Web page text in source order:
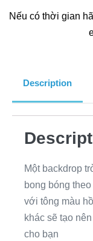
Nếu có thời gian
Description
Một backdrop
bong bóng
với tông màu
khác sẽ tạo
cho bạn